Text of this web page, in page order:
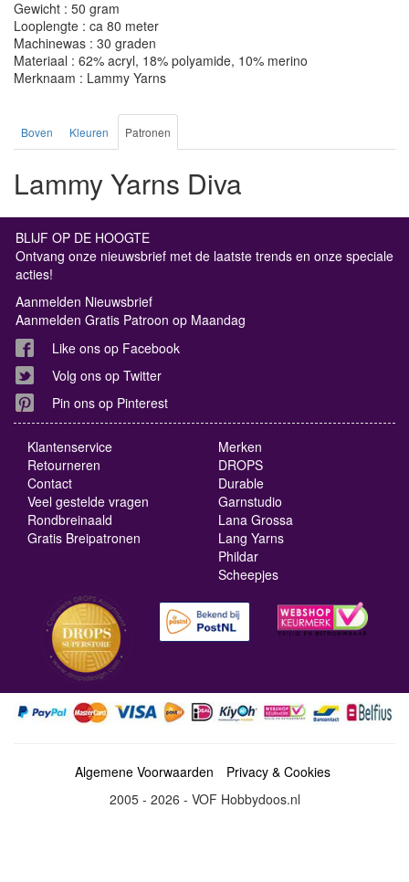
Gewicht : 50 gram
Looplengte : ca 80 meter
Machinewas : 30 graden
Materiaal : 62% acryl, 18% polyamide, 10% merino
Merknaam : Lammy Yarns
Boven Kleuren Patronen
Lammy Yarns Diva
BLIJF OP DE HOOGTE
Ontvang onze nieuwsbrief met de laatste trends en onze speciale
acties!
Aanmelden Nieuwsbrief
Aanmelden Gratis Patroon op Maandag
Like ons op Facebook
Volg ons op Twitter
Pin ons op Pinterest
Klantenservice
Retourneren
Contact
Veel gestelde vragen
Rondbreinaald
Gratis Breipatronen
Merken
DROPS
Durable
Garnstudio
Lana Grossa
Lang Yarns
Phildar
Scheepjes
Algemene Voorwaarden
Privacy & Cookies
2005 - 2026 - VOF Hobbydoos.nl